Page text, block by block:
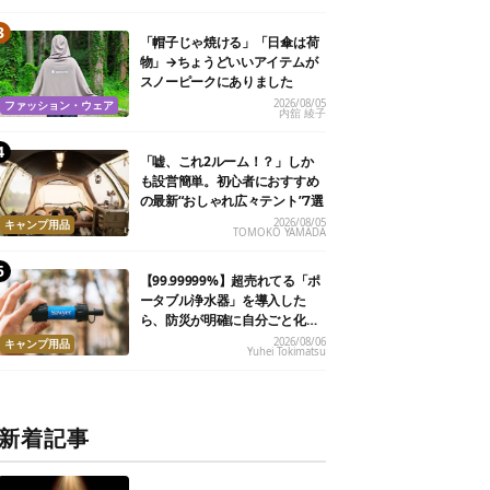
ファッション・ウェア
「帽子じゃ焼ける」「日傘は荷
物」→ちょうどいいアイテムが
スノーピークにありました
2026/08/05
内舘 綾子
キャンプ用品
「嘘、これ2ルーム！？」しか
も設営簡単。初心者におすすめ
の最新“おしゃれ広々テント”7選
2026/08/05
TOMOKO YAMADA
キャンプ用品
【99.99999%】超売れてる「ポ
ータブル浄水器」を導入した
ら、防災が明確に自分ごと化し
2026/08/06
Yuhei Tokimatsu
着記事